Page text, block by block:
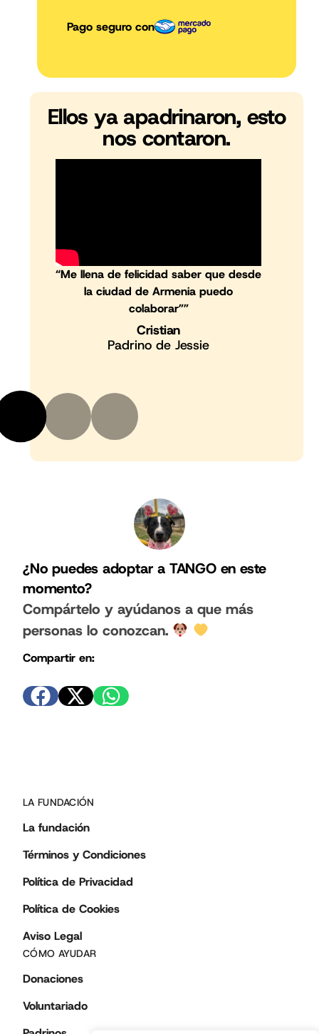
Pago seguro con
Ellos ya apadrinaron, esto
nos contaron.
“Me llena de felicidad saber que desde
la ciudad de Armenia puedo
colaborar””
Cristian
Padrino de Jessie
¿No puedes adoptar a TANGO en este
momento?
Compártelo y ayúdanos a que más
personas lo conozcan.
Compartir en:
LA FUNDACIÓN
La fundación
Términos y Condiciones
Política de Privacidad
Política de Cookies
Aviso Legal
CÓMO AYUDAR
Donaciones
Voluntariado